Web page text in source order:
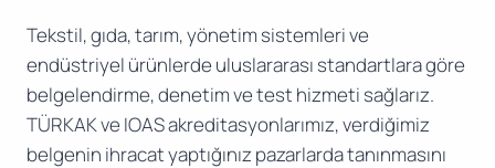
Tekstil, gıda, tarım, yönetim sistemleri ve
endüstriyel ürünlerde uluslararası standartlara göre
belgelendirme, denetim ve test hizmeti sağlarız.
TÜRKAK ve IOAS akreditasyonlarımız, verdiğimiz
belgenin ihracat yaptığınız pazarlarda tanınmasını